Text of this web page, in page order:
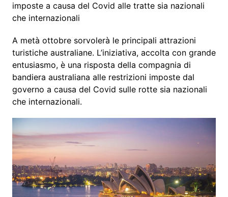
imposte a causa del Covid alle tratte sia nazionali
che internazionali
A metà ottobre sorvolerà le principali attrazioni
turistiche australiane. L’iniziativa, accolta con grande
entusiasmo, è una risposta della compagnia di
bandiera australiana alle restrizioni imposte dal
governo a causa del Covid sulle rotte sia nazionali
che internazionali.